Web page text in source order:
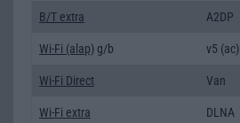
B/T extra A2DP
Wi-Fi (alap) g/b v5 (ac)
Wi-Fi Direct Van
Wi-Fi extra DLNA